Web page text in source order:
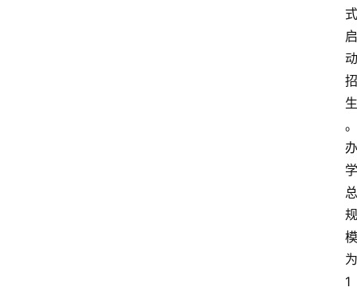
式
启
动
招
生
。
办
学
总
规
模
为
1